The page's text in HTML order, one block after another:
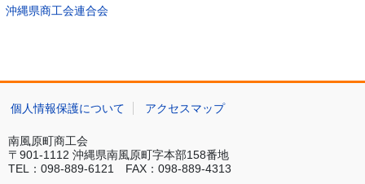
沖縄県商工会連合会
個人情報保護について アクセスマップ
南風原町商工会
〒901-1112 沖縄県南風原町字本部158番地
TEL：098-889-6121 FAX：098-889-4313